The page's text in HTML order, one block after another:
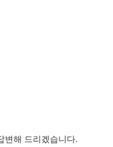
변해 드리겠습니다.